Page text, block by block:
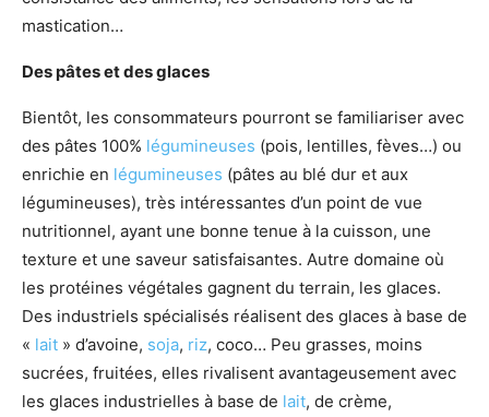
mastication…
Des pâtes et des glaces
Bientôt, les consommateurs pourront se familiariser avec
des pâtes 100% légumineuses (pois, lentilles, fèves…) ou
enrichie en légumineuses (pâtes au blé dur et aux
légumineuses), très intéressantes d’un point de vue
nutritionnel, ayant une bonne tenue à la cuisson, une
texture et une saveur satisfaisantes. Autre domaine où
les protéines végétales gagnent du terrain, les glaces.
Des industriels spécialisés réalisent des glaces à base de
« lait » d’avoine, soja, riz, coco… Peu grasses, moins
sucrées, fruitées, elles rivalisent avantageusement avec
les glaces industrielles à base de lait, de crème,